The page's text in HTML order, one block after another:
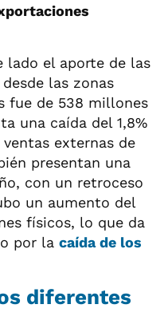
lado el aporte de las
las zonas
fue de 538 millones
una caída del 1,8%
externas de
presentan una
con un retroceso
un aumento del
físicos, lo que da
por la caída de los
diferentes